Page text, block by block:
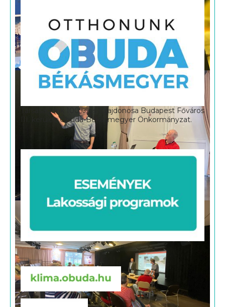
Társaságunk 100%-os tulajdonosa Budapest Főváros
III. kerület, Óbuda-Békásmegyer Önkormányzat.